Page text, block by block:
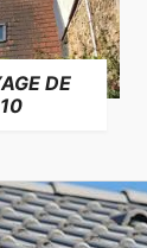
DE